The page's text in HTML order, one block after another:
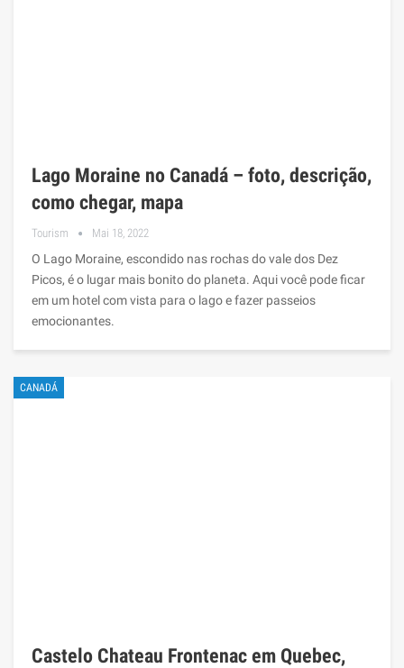
Lago Moraine no Canadá – foto, descrição,
como chegar, mapa
Tourism Mai 18, 2022
O Lago Moraine, escondido nas rochas do vale dos Dez
Picos, é o lugar mais bonito do planeta. Aqui você pode ficar
em um hotel com vista para o lago e fazer passeios
emocionantes.
CANADÁ
Castelo Chateau Frontenac em Quebec,